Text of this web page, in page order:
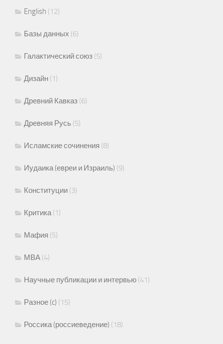
English (12)
Базы данных (6)
Галактический союз (5)
Дизайн (1)
Древний Кавказ (6)
Древняя Русь (5)
Исламские сочинения (8)
Иудаика (евреи и Израиль) (9)
Конституции (3)
Критика(1)
Мафия (5)
МВА (4)
Научные публикации и интервью (41)
Разное (c) (15)
Россика (россиеведение) (18)